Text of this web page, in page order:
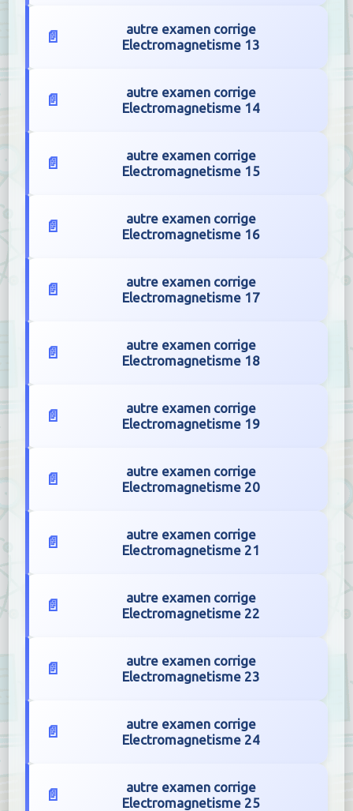
autre examen corrige
Electromagnetisme 13
autre examen corrige
Electromagnetisme 14
autre examen corrige
Electromagnetisme 15
autre examen corrige
Electromagnetisme 16
autre examen corrige
Electromagnetisme 17
autre examen corrige
Electromagnetisme 18
autre examen corrige
Electromagnetisme 19
autre examen corrige
Electromagnetisme 20
autre examen corrige
Electromagnetisme 21
autre examen corrige
Electromagnetisme 22
autre examen corrige
Electromagnetisme 23
autre examen corrige
Electromagnetisme 24
autre examen corrige
Electromagnetisme 25